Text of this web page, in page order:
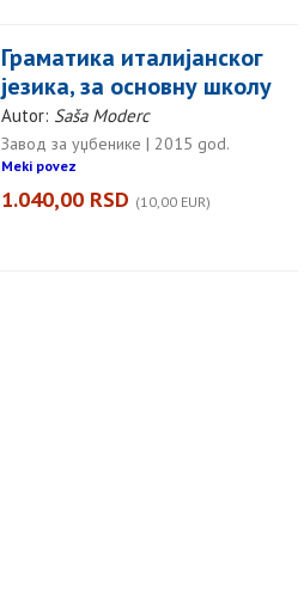
Граматика италијанског
језика, за основну школу
Autor: Saša Moderc
Завод за уџбенике | 2015 god.
Meki povez
1.040,00 RSD (10,00 EUR)